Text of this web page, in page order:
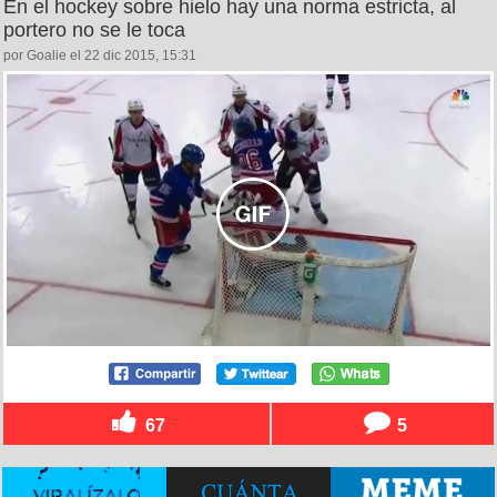
En el hockey sobre hielo hay una norma estricta, al
portero no se le toca
por Goalie el 22 dic 2015, 15:31
67 5